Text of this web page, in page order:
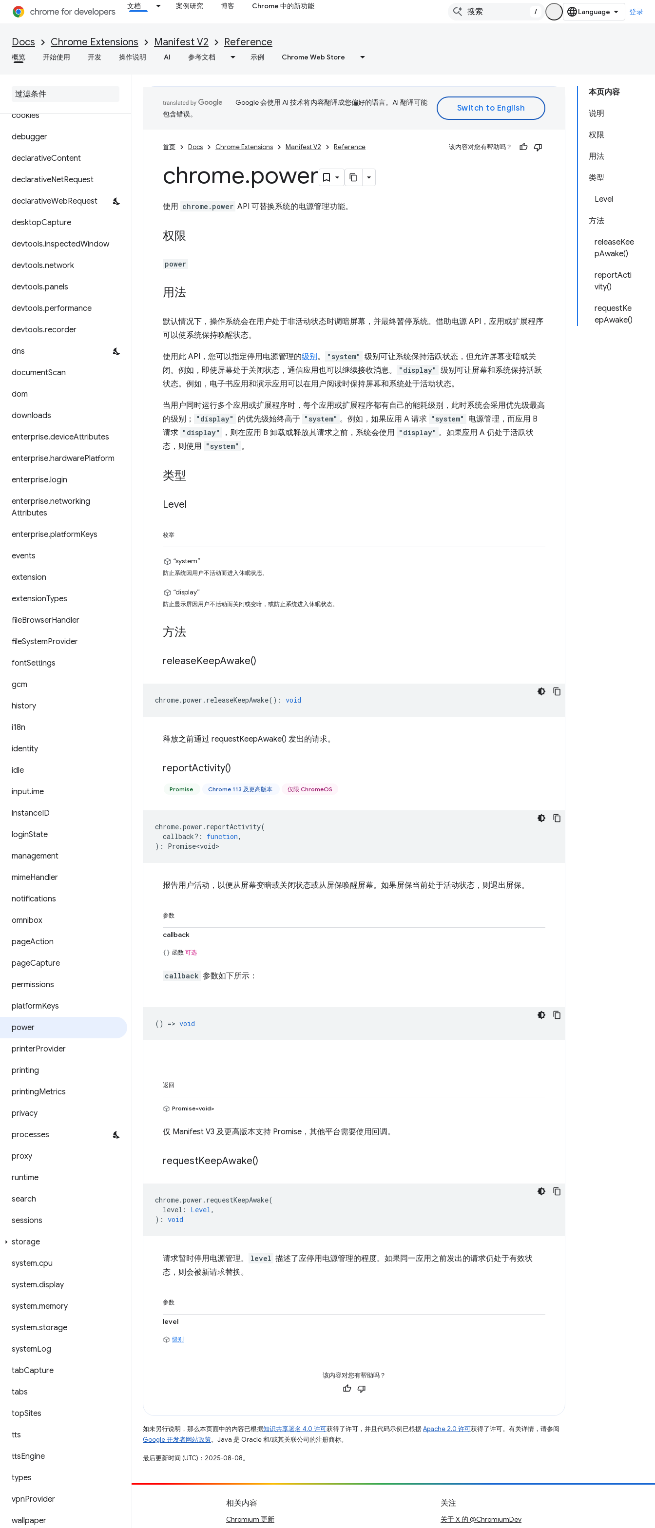
文档 案例研究 博客 Chrome 中的新功能
/ 登录
Docs Chrome Extensions Manifest V2 Reference
概览 开始使用 开发 操作说明 AI 参考文档 示例 Chrome Web Store
browsingData
commands
contextMenus
cookies
debugger
declarativeContent
declarativeNetRequest
declarativeWebRequest
desktopCapture
devtools.inspectedWindow
devtools.network
devtools.panels
devtools.performance
devtools.recorder
dns
documentScan
dom
downloads
enterprise.deviceAttributes
enterprise.hardwarePlatform
enterprise.login
enterprise.networking
Attributes
enterprise.platformKeys
events
extension
extensionTypes
fileBrowserHandler
fileSystemProvider
fontSettings
gcm
history
i18n
identity
idle
input.ime
instanceID
loginState
management
mimeHandler
notifications
omnibox
pageAction
pageCapture
permissions
platformKeys
power
printerProvider
printing
printingMetrics
privacy
processes
proxy
runtime
search
sessions
storage
system.cpu
system.display
system.memory
system.storage
systemLog
tabCapture
tabs
topSites
tts
ttsEngine
types
vpnProvider
wallpaper
本页内容
说明
权限
用法
类型
Level
方法
releaseKee
pAwake()
reportActi
vity()
requestKe
epAwake()
Google 会使用 AI 技术将内容翻译成您偏好的语言。AI 翻译可能
包含错误。
首页 Docs Chrome Extensions Manifest V2 Reference 该内容对您有帮助吗？
chrome.power
使用 chrome.power API 可替换系统的电源管理功能。
权限
power
用法
默认情况下，操作系统会在用户处于非活动状态时调暗屏幕，并最终暂停系统。借助电源 API，应用或扩展程序
可以使系统保持唤醒状态。
使用此 API，您可以指定停用电源管理的级别。 "system" 级别可让系统保持活跃状态，但允许屏幕变暗或关
闭。例如，即使屏幕处于关闭状态，通信应用也可以继续接收消息。
"display" 级别可让屏幕和系统保持活跃
状态。例如，电子书应用和演示应用可以在用户阅读时保持屏幕和系统处于活动状态。
当用户同时运行多个应用或扩展程序时，每个应用或扩展程序都有自己的能耗级别，此时系统会采用优先级最高
的级别；
"display" 的优先级始终高于 "system" 。例如，如果应用 A 请求 "system"
电源管理，而应用 B
请求 "display" ，则在应用 B 卸载或释放其请求之前，系统会使用 "display" 。如果应用 A 仍处于活跃状
态，则使用 "system" 。
类型
Level
枚举
“system”
防止系统因用户不活动而进入休眠状态。
“display”
防止显示屏因用户不活动而关闭或变暗，或防止系统进入休眠状态。
方法
releaseKeepAwake()
chrome.power . releaseKeepAwake() : void
释放之前通过 requestKeepAwake() 发出的请求。
reportActivity()
Promise Chrome 113 及更高版本 仅限 ChromeOS
chrome.power . reportActivity(
callback? : function,
) : Promise<void>
报告用户活动，以便从屏幕变暗或关闭状态或从屏保唤醒屏幕。如果屏保当前处于活动状态，则退出屏保。
参数
callback
函数 可选
callback 参数如下所示：
() => void
返回
Promise<void>
仅 Manifest V3 及更高版本支持 Promise，其他平台需要使用回调。
requestKeepAwake()
chrome.power . requestKeepAwake(
level : Level,
) : void
请求暂时停用电源管理。 level 描述了应停用电源管理的程度。如果同一应用之前发出的请求仍处于有效状
态，则会被新请求替换。
参数
level
级别
该内容对您有帮助吗？
如未另行说明，那么本页面中的内容已根据知识共享署名 4.0 许可获得了许可，并且代码示例已根据Apache 2.0 许可获得了许可。有关详情，请参阅
Google 开发者网站政策。Java 是 Oracle 和/或其关联公司的注册商标。
最后更新时间 (UTC)：2025-08-08。
参与
提交 bug
相关内容
Chromium 更新
关注
关于 X 的 @ChromiumDev